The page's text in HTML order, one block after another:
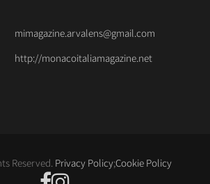
mimagazine.arvalens@gmail.com
http://monacoitaliamagazine.net
Reserved. Privacy Policy;Cookie Policy